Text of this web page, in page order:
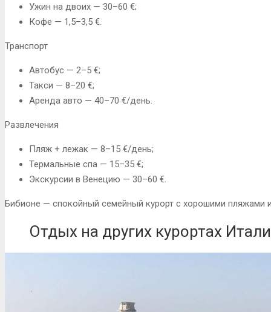
Ужин на двоих — 30–60 €;
Кофе — 1,5–3,5 €.
Транспорт
Автобус — 2–5 €;
Такси — 8–20 €;
Аренда авто — 40–70 €/день.
Развлечения
Пляж + лежак — 8–15 €/день;
Термальные спа — 15–35 €;
Экскурсии в Венецию — 30–60 €.
Бибионе — спокойный семейный курорт с хорошими пляжами
Отдых на других курортах